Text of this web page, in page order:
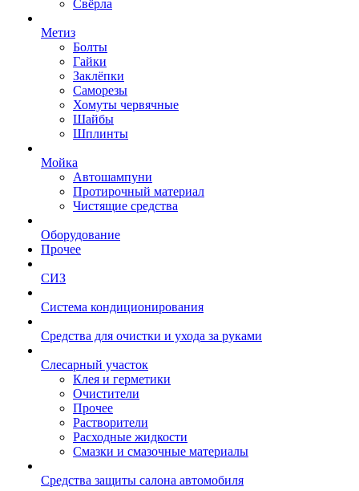
Свёрла
Метиз
Болты
Гайки
Заклёпки
Саморезы
Хомуты червячные
Шайбы
Шплинты
Мойка
Автошампуни
Протирочный материал
Чистящие средства
Оборудование
Прочее
СИЗ
Система кондиционирования
Средства для очистки и ухода за руками
Слесарный участок
Клея и герметики
Очистители
Прочее
Растворители
Расходные жидкости
Смазки и смазочные материалы
Средства защиты салона автомобиля